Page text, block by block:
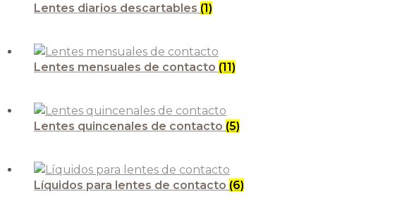
Lentes diarios descartables (1)
Lentes mensuales de contacto (11)
Lentes quincenales de contacto (5)
Líquidos para lentes de contacto (6)